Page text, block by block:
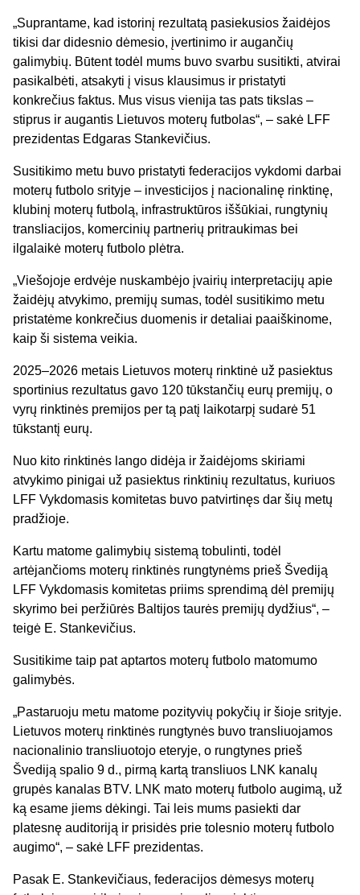
„Suprantame, kad istorinį rezultatą pasiekusios žaidėjos
tikisi dar didesnio dėmesio, įvertinimo ir augančių
galimybių. Būtent todėl mums buvo svarbu susitikti, atvirai
pasikalbėti, atsakyti į visus klausimus ir pristatyti
konkrečius faktus. Mus visus vienija tas pats tikslas –
stiprus ir augantis Lietuvos moterų futbolas“, – sakė LFF
prezidentas Edgaras Stankevičius.
Susitikimo metu buvo pristatyti federacijos vykdomi darbai
moterų futbolo srityje – investicijos į nacionalinę rinktinę,
klubinį moterų futbolą, infrastruktūros iššūkiai, rungtynių
transliacijos, komercinių partnerių pritraukimas bei
ilgalaikė moterų futbolo plėtra.
„Viešojoje erdvėje nuskambėjo įvairių interpretacijų apie
žaidėjų atvykimo, premijų sumas, todėl susitikimo metu
pristatėme konkrečius duomenis ir detaliai paaiškinome,
kaip ši sistema veikia.
2025–2026 metais Lietuvos moterų rinktinė už pasiektus
sportinius rezultatus gavo 120 tūkstančių eurų premijų, o
vyrų rinktinės premijos per tą patį laikotarpį sudarė 51
tūkstantį eurų.
Nuo kito rinktinės lango didėja ir žaidėjoms skiriami
atvykimo pinigai už pasiektus rinktinių rezultatus, kuriuos
LFF Vykdomasis komitetas buvo patvirtinęs dar šių metų
pradžioje.
Kartu matome galimybių sistemą tobulinti, todėl
artėjančioms moterų rinktinės rungtynėms prieš Švediją
LFF Vykdomasis komitetas priims sprendimą dėl premijų
skyrimo bei peržiūrės Baltijos taurės premijų dydžius“, –
teigė E. Stankevičius.
Susitikime taip pat aptartos moterų futbolo matomumo
galimybės.
„Pastaruoju metu matome pozityvių pokyčių ir šioje srityje.
Lietuvos moterų rinktinės rungtynės buvo transliuojamos
nacionalinio transliuotojo eteryje, o rungtynes prieš
Švediją spalio 9 d., pirmą kartą transliuos LNK kanalų
grupės kanalas BTV. LNK mato moterų futbolo augimą, už
ką esame jiems dėkingi. Tai leis mums pasiekti dar
platesnę auditoriją ir prisidės prie tolesnio moterų futbolo
augimo“, – sakė LFF prezidentas.
Pasak E. Stankevičiaus, federacijos dėmesys moterų